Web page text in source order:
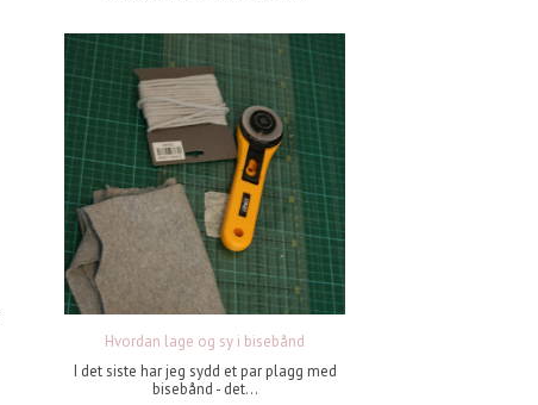
Hvordan lage og sy i bisebånd
I det siste har jeg sydd et par plagg med
bisebånd - det...